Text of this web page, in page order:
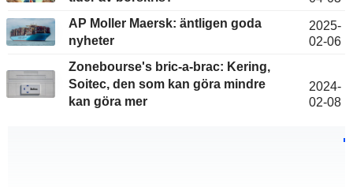
AP Moller Maersk: äntligen goda
nyheter
2025-
02-06
Zonebourse's bric-a-brac: Kering,
Soitec, den som kan göra mindre
kan göra mer
2024-
02-08